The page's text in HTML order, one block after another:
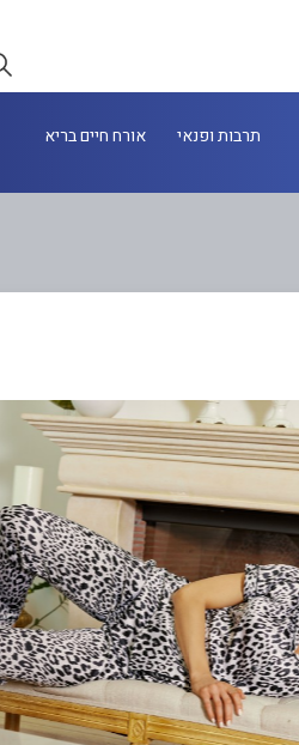
תרבות ופנאי אורח חיים בריא